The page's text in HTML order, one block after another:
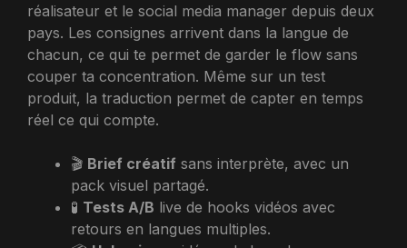
réalisateur et le social media manager depuis deux
pays. Les consignes arrivent dans la langue de
chacun, ce qui te permet de garder le flow sans
couper ta concentration. Même sur un test
produit, la traduction permet de capter en temps
réel ce qui compte.
🎬 Brief créatif sans interprète, avec un
pack visuel partagé.
🧪 Tests A/B live de hooks vidéos avec
retours en langues multiples.